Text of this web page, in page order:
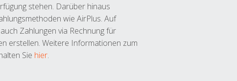
stehen. Darüber hinaus
wie AirPlus. Auf
Zahlungen via Rechnung für
erstellen. Weitere Informationen zum
Sie hier.